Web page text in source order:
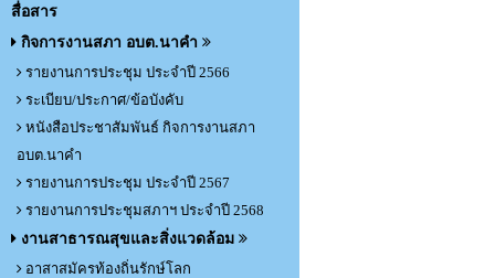
สื่อสาร
กิจการงานสภา อบต.นาคำ
รายงานการประชุม ประจำปี 2566
ระเบียบ/ประกาศ/ข้อบังคับ
หนังสือประชาสัมพันธ์ กิจการงานสภา
อบต.นาคำ
รายงานการประชุม ประจำปี 2567
รายงานการประชุมสภาฯ ประจำปี 2568
งานสาธารณสุขและสิ่งแวดล้อม
อาสาสมัครท้องถิ่นรักษ์โลก